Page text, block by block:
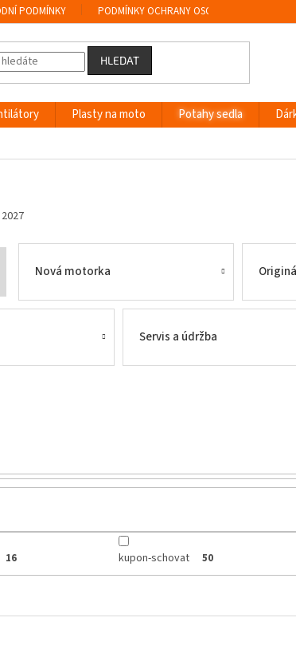
PODMÍNKY PODMÍNKY OCHRANY OSOBNÍCH ÚDAJŮ
HLEDAT
Plasty na moto Potahy sedla
Nová motorka
Servis a údržba
16 kupon-schovat 50